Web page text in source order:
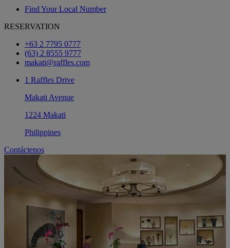
Find Your Local Number
RESERVATION
+63 2 7795 0777
(63) 2 8555 9777
makati@raffles.com
1 Raffles Drive
Makati Avenue
1224 Makati
Philippines
Contáctenos